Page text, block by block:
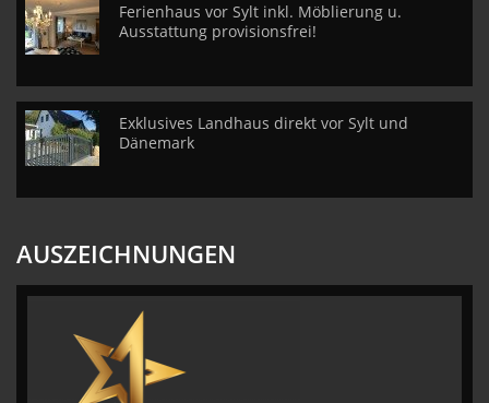
Ferienhaus vor Sylt inkl. Möblierung u.
Ausstattung provisionsfrei!
Exklusives Landhaus direkt vor Sylt und
Dänemark
AUSZEICHNUNGEN